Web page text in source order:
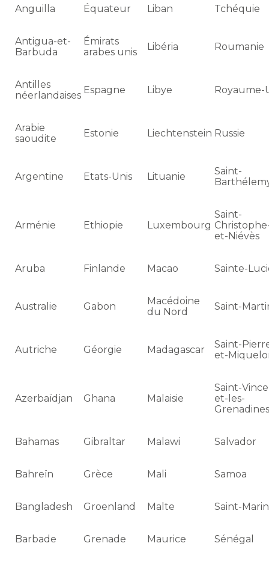
Anguilla Équateur Liban Tchéquie
Antigua-et-
Barbuda
Émirats
arabes unis
Libéria Roumanie
Antilles
néerlandaises Espagne Libye Royaume-
Arabie
saoudite
Estonie Liechtenstein Russie
Argentine Etats-Unis Lituanie
Saint-
Arménie Ethiopie Luxembourg
Saint-
et-Niévès
Aruba Finlande Macao Sainte-
Australie Gabon
Macédoine
du Nord
Saint-
Autriche Géorgie Madagascar
Saint-
et-
Azerbaïdjan Ghana Malaisie
Saint-
et-les-
Bahamas Gibraltar Malawi Salvador
Bahreïn Grèce Mali Samoa
Bangladesh Groenland Malte Saint-Marin
Barbade Grenade Maurice Sénégal